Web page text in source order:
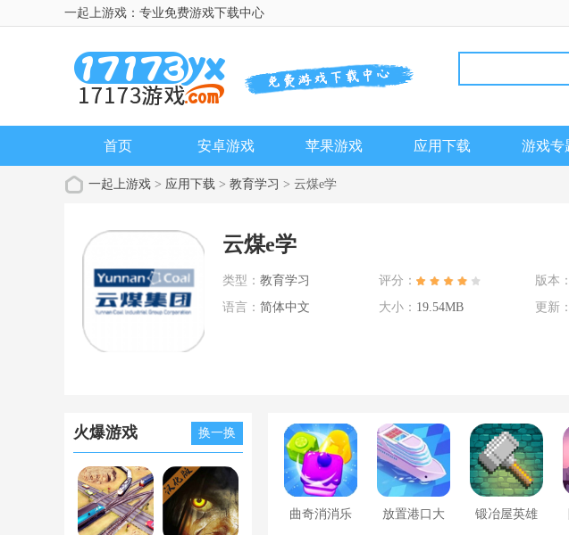
一起上游戏：专业免费游戏下载中心
首页 安卓游戏 苹果游戏 应用下载 游戏专
一起上游戏 > 应用下载 > 教育学习 > 云煤e学
云煤e学
类型： 教育学习 评分： 版本：
语言： 简体中文 大小： 19.54MB 更新：
火爆游戏 换一换
曲奇消消乐 放置港口大 锻冶屋英雄